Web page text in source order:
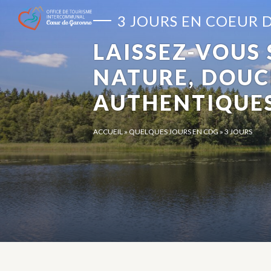
LAISSEZ-
NATURE,
3 JOURS EN COEUR
ACCUEIL»QUELQUES JOURS EN CDG»3 JOURS
Panneau de gestion des cookies